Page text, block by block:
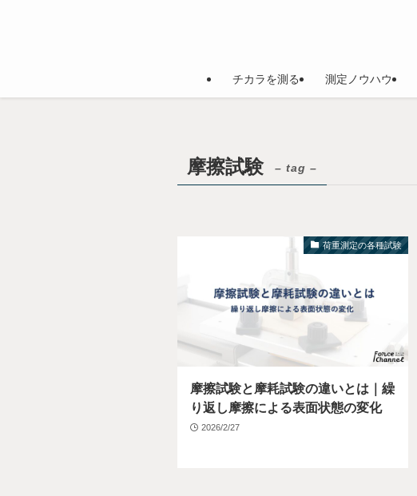
チカラを測る 測定ノウハウ
摩擦試験 – tag –
荷重測定の各種試験
摩擦試験と摩耗試験の違いとは｜繰
り返し摩擦による表面状態の変化
2026/2/27